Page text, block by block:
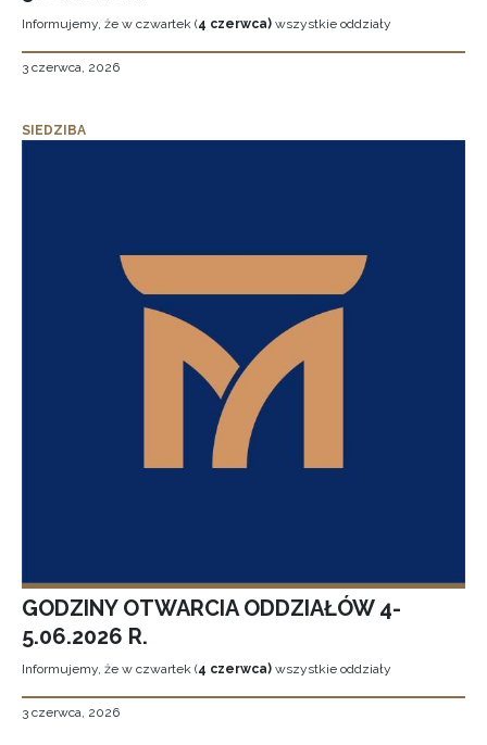
Informujemy, że w czwartek (4 czerwca) wszystkie oddziały
3 czerwca, 2026
SIEDZIBA
GODZINY OTWARCIA ODDZIAŁÓW 4-
5.06.2026 R.
Informujemy, że w czwartek (4 czerwca) wszystkie oddziały
3 czerwca, 2026